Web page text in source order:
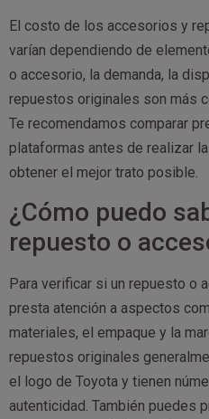
El costo de los accesorios y
varían dependiendo de
o accesorio, la demanda, la
repuestos originales son más
Te recomendamos comparar
plataformas antes de realizar
obtener el mejor trato posible.
¿Cómo puedo
repuesto o
Para verificar si un repuesto o
presta atención a aspectos
materiales, el empaque y la
repuestos originales
el logo de Toyota y tienen
autenticidad. También puedes